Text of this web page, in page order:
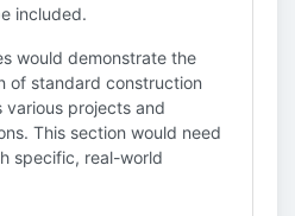
included.
would demonstrate the
of standard construction
various projects and
This section would need
specific, real-world